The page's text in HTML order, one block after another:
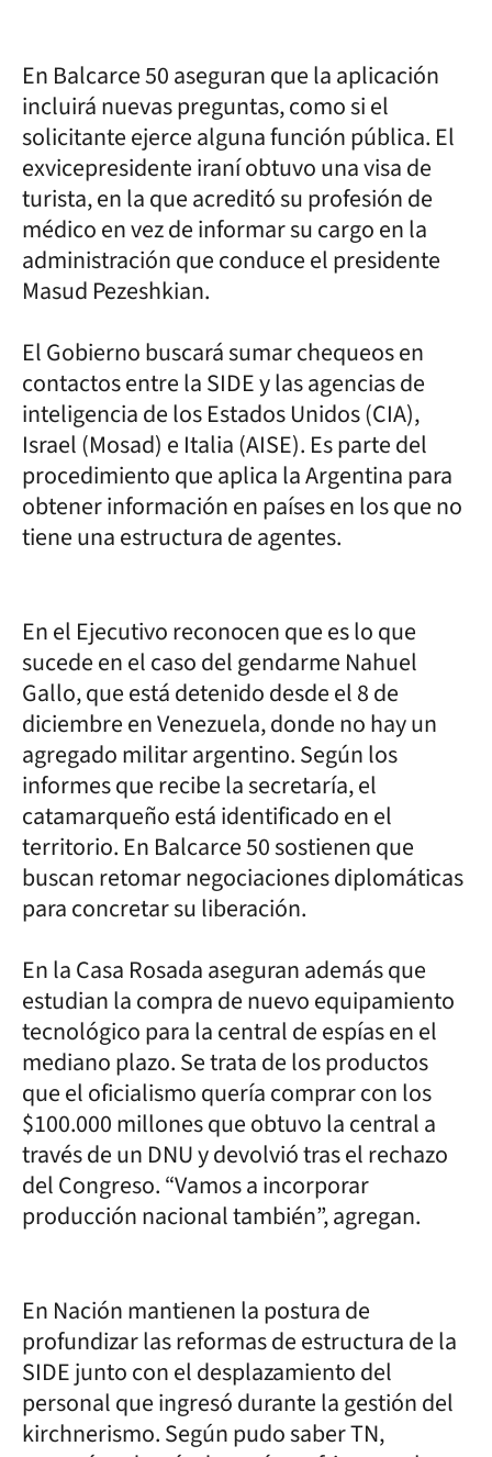
En Balcarce 50 aseguran que la aplicación
incluirá nuevas preguntas, como si el
solicitante ejerce alguna función pública. El
exvicepresidente iraní obtuvo una visa de
turista, en la que acreditó su profesión de
médico en vez de informar su cargo en la
administración que conduce el presidente
Masud Pezeshkian.
El Gobierno buscará sumar chequeos en
contactos entre la SIDE y las agencias de
inteligencia de los Estados Unidos (CIA),
Israel (Mosad) e Italia (AISE). Es parte del
procedimiento que aplica la Argentina para
obtener información en países en los que no
tiene una estructura de agentes.
En el Ejecutivo reconocen que es lo que
sucede en el caso del gendarme Nahuel
Gallo, que está detenido desde el 8 de
diciembre en Venezuela, donde no hay un
agregado militar argentino. Según los
informes que recibe la secretaría, el
catamarqueño está identificado en el
territorio. En Balcarce 50 sostienen que
buscan retomar negociaciones diplomáticas
para concretar su liberación.
En la Casa Rosada aseguran además que
estudian la compra de nuevo equipamiento
tecnológico para la central de espías en el
mediano plazo. Se trata de los productos
que el oficialismo quería comprar con los
$100.000 millones que obtuvo la central a
través de un DNU y devolvió tras el rechazo
del Congreso. “Vamos a incorporar
producción nacional también”, agregan.
En Nación mantienen la postura de
profundizar las reformas de estructura de la
SIDE junto con el desplazamiento del
personal que ingresó durante la gestión del
kirchnerismo. Según pudo saber TN,